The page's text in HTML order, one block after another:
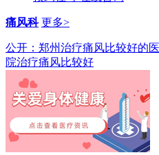
痛风科 更多>
公开：郑州治疗痛风比较好的
院治疗痛风比较好